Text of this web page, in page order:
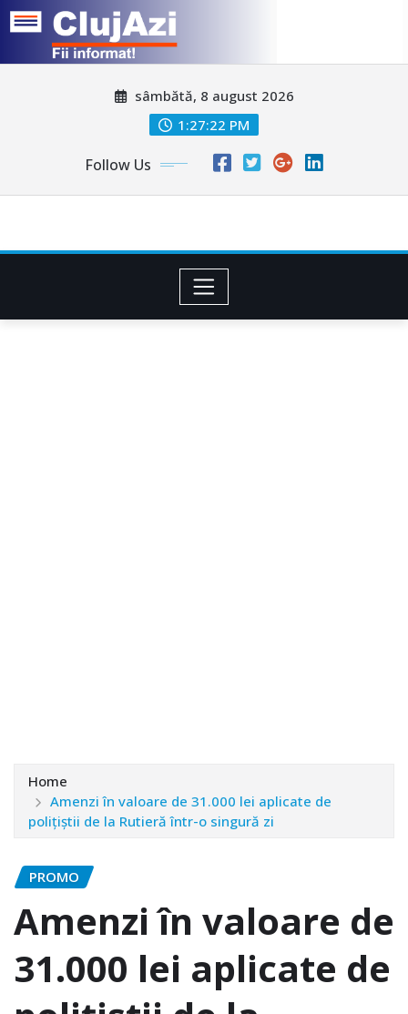
sâmbătă, 8 august 2026
1:27:25 PM
Follow Us
Home
Amenzi în valoare de 31.000 lei aplicate de
poliţiştii de la Rutieră într-o singură zi
PROMO
Amenzi în valoare de
31.000 lei aplicate de